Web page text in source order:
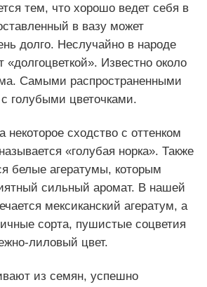
тем, что хорошо ведет себя в
в вазу может
долго. Неслучайно в народе
Известно около
Самыми распространенными
голубыми цветочками.
некоторое сходство с оттенком
«голубая норка». Также
белые агератумы, которым
сильный аромат. В нашей
мексиканский агератум, а
сорта, пушистые соцветия
лиловый цвет.
из семян, успешно